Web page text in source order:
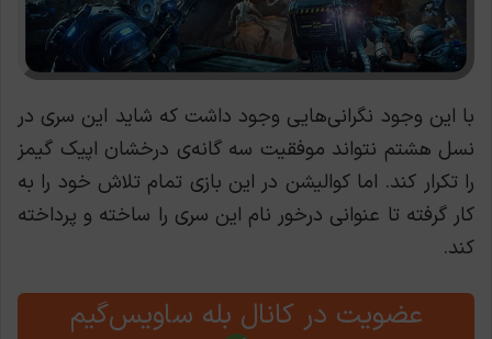
با این وجود نگرانی‌هایی وجود داشت که شاید این سری در
نسل هشتم نتواند موفقیت سه گانه‌ی درخشان اپیک گیمز
را تکرار کند. اما کوالیشن در این بازی تمام تلاش خود را به
کار گرفته تا عنوانی درخور نام این سری را ساخته و پرداخته
کند.
عضویت در کانال بله ساویس‌گیم